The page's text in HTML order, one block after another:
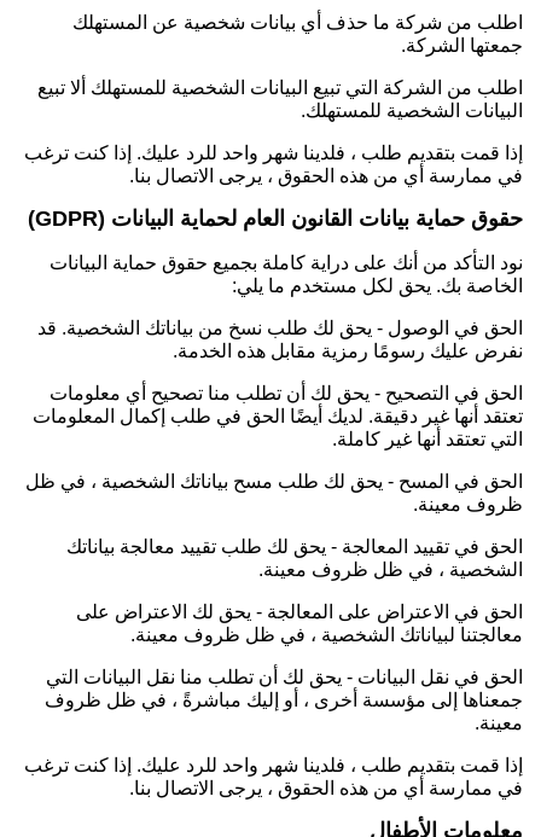
اطلب من شركة ما حذف أي بيانات شخصية عن المستهلك
جمعتها الشركة.
اطلب من الشركة التي تبيع البيانات الشخصية للمستهلك ألا تبيع
البيانات الشخصية للمستهلك.
إذا قمت بتقديم طلب ، فلدينا شهر واحد للرد عليك. إذا كنت ترغب
في ممارسة أي من هذه الحقوق ، يرجى الاتصال بنا.
حقوق حماية بيانات القانون العام لحماية البيانات (GDPR)
نود التأكد من أنك على دراية كاملة بجميع حقوق حماية البيانات
الخاصة بك. يحق لكل مستخدم ما يلي:
الحق في الوصول - يحق لك طلب نسخ من بياناتك الشخصية. قد
نفرض عليك رسومًا رمزية مقابل هذه الخدمة.
الحق في التصحيح - يحق لك أن تطلب منا تصحيح أي معلومات
تعتقد أنها غير دقيقة. لديك أيضًا الحق في طلب إكمال المعلومات
التي تعتقد أنها غير كاملة.
الحق في المسح - يحق لك طلب مسح بياناتك الشخصية ، في ظل
ظروف معينة.
الحق في تقييد المعالجة - يحق لك طلب تقييد معالجة بياناتك
الشخصية ، في ظل ظروف معينة.
الحق في الاعتراض على المعالجة - يحق لك الاعتراض على
معالجتنا لبياناتك الشخصية ، في ظل ظروف معينة.
الحق في نقل البيانات - يحق لك أن تطلب منا نقل البيانات التي
جمعناها إلى مؤسسة أخرى ، أو إليك مباشرةً ، في ظل ظروف
معينة.
إذا قمت بتقديم طلب ، فلدينا شهر واحد للرد عليك. إذا كنت ترغب
في ممارسة أي من هذه الحقوق ، يرجى الاتصال بنا.
معلومات الأطفال